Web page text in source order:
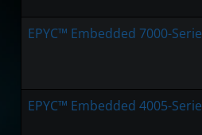
EPYC™ Embedded 7000-Serie
EPYC™ Embedded 4005-Serie